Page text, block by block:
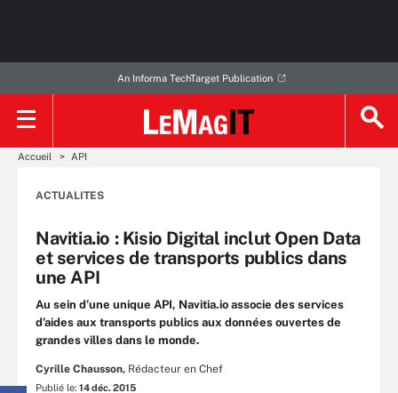
An Informa TechTarget Publication
Accueil API
ACTUALITES
Navitia.io : Kisio Digital inclut Open Data
et services de transports publics dans
une API
Au sein d’une unique API, Navitia.io associe des services
d’aides aux transports publics aux données ouvertes de
grandes villes dans le monde.
Cyrille Chausson, Rédacteur en Chef
Publié le: 14 déc. 2015